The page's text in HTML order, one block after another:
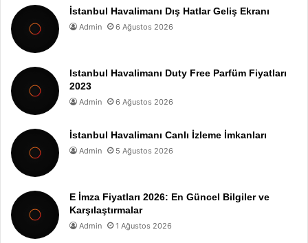
İstanbul Havalimanı Dış Hatlar Geliş Ekranı
Admin 6 Ağustos 2026
Istanbul Havalimanı Duty Free Parfüm Fiyatları
2023
Admin 6 Ağustos 2026
İstanbul Havalimanı Canlı İzleme İmkanları
Admin 5 Ağustos 2026
E İmza Fiyatları 2026: En Güncel Bilgiler ve
Karşılaştırmalar
Admin 1 Ağustos 2026